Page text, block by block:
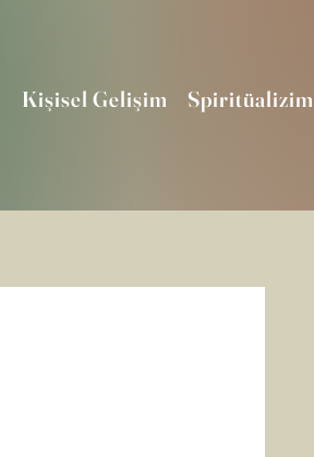
Kişisel Gelişim Spiritüalizim